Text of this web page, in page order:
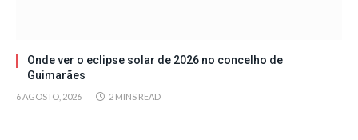
Onde ver o eclipse solar de 2026 no concelho de
Guimarães
6 AGOSTO, 2026 2 MINS READ